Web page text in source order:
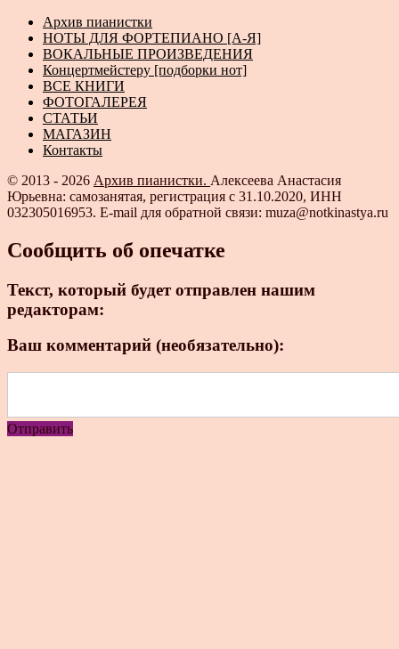
Архив пианистки
НОТЫ ДЛЯ ФОРТЕПИАНО [А-Я]
ВОКАЛЬНЫЕ ПРОИЗВЕДЕНИЯ
Концертмейстеру [подборки нот]
ВСЕ КНИГИ
ФОТОГАЛЕРЕЯ
СТАТЬИ
МАГАЗИН
Контакты
© 2013 - 2026 Архив пианистки. Алексеева Анастасия
Юрьевна: самозанятая, регистрация с 31.10.2020, ИНН
032305016953. E-mail для обратной связи: muza@notkinastya.ru
Сообщить об опечатке
Текст, который будет отправлен нашим
редакторам:
Ваш комментарий (необязательно):
Отправить